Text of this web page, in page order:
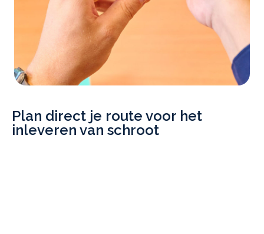
Plan direct je route voor het
inleveren van schroot